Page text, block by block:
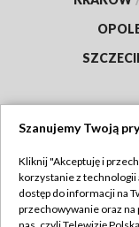
Abonament TVP
Szanujemy Twoją
Kliknij "Akceptuję i
korzystanie z technologii
dostęp do informacji na
przechowywanie oraz